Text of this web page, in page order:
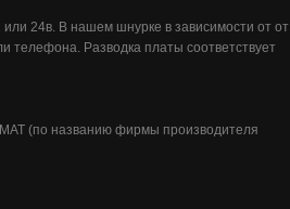
24в. В нашем шнурке в зависимости от от
телефона. Разводка платы соответствует
МАТ (по названию фирмы производителя